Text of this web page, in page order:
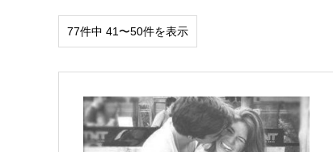
77件中 41〜50件を表示